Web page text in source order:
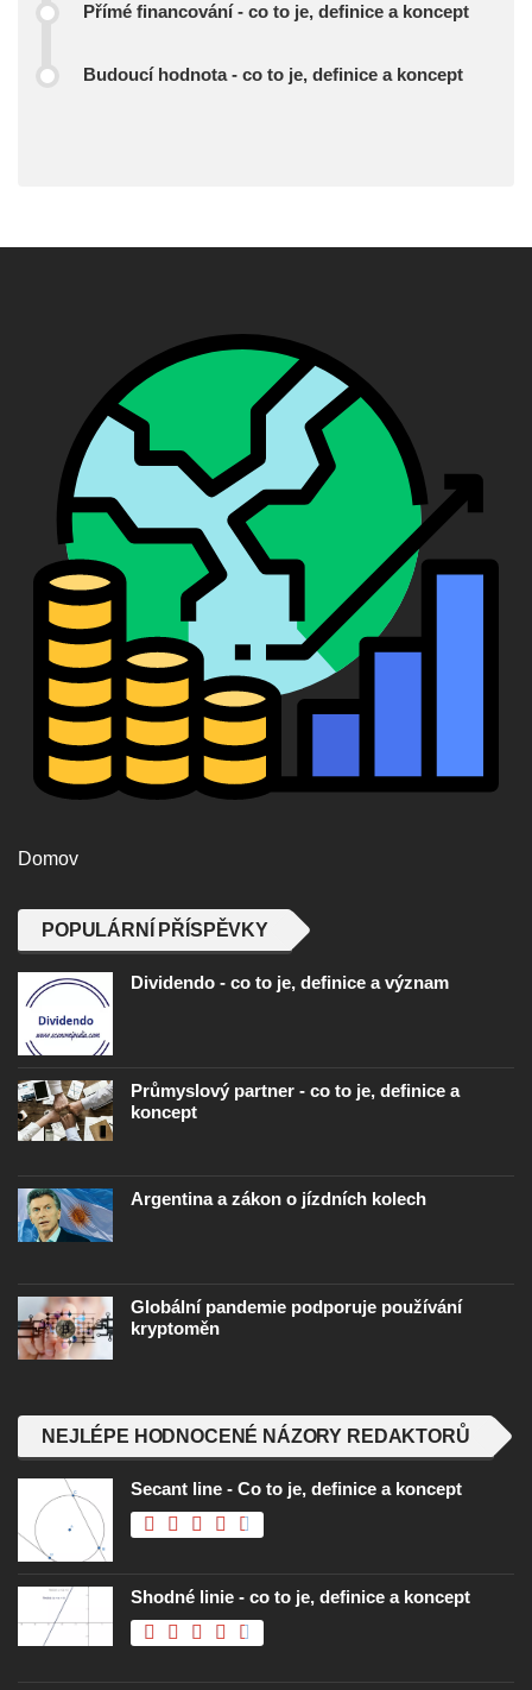
Přímé financování - co to je, definice a koncept
Budoucí hodnota - co to je, definice a koncept
Domov
POPULÁRNÍ PŘÍSPĚVKY
Dividendo - co to je, definice a význam
Průmyslový partner - co to je, definice a
koncept
Argentina a zákon o jízdních kolech
Globální pandemie podporuje používání
kryptoměn
NEJLÉPE HODNOCENÉ NÁZORY REDAKTORŮ
Secant line - Co to je, definice a koncept
Shodné linie - co to je, definice a koncept